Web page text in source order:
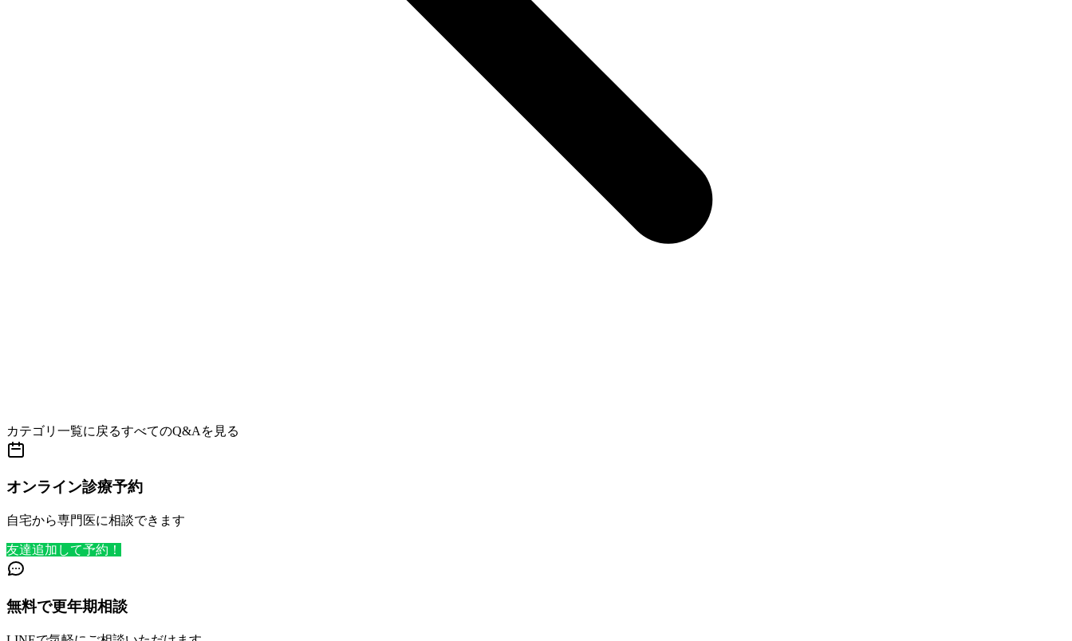
カテゴリ一覧に戻るすべてのQ&Aを見る
オンライン診療予約
自宅から専門医に相談できます
友達追加して予約！
無料で更年期相談